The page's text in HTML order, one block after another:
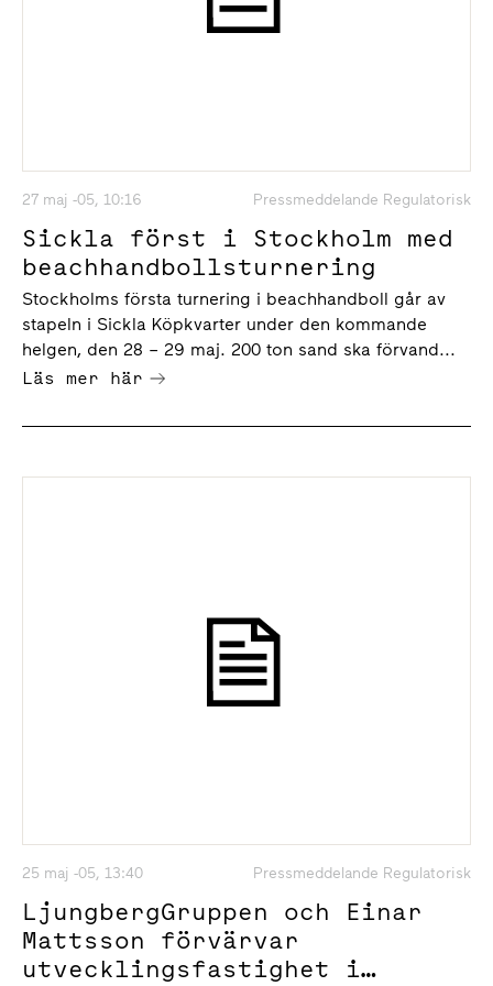
27 maj -05, 10:16 Pressmeddelande Regulatorisk
Sickla först i Stockholm med
beachhandbollsturnering
Stockholms första turnering i beachhandboll går av
stapeln i Sickla Köpkvarter under den kommande
helgen, den 28 – 29 maj. 200 ton sand ska förvand...
Läs mer här
25 maj -05, 13:40 Pressmeddelande Regulatorisk
LjungbergGruppen och Einar
Mattsson förvärvar
utvecklingsfastighet i